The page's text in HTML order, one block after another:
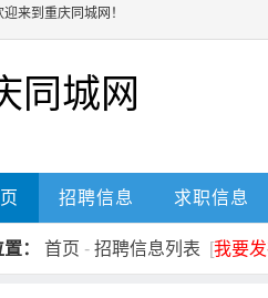
来到重庆同城网！
同城网
招聘信息 求职信息
： 首页 - 招聘信息列表 [我要